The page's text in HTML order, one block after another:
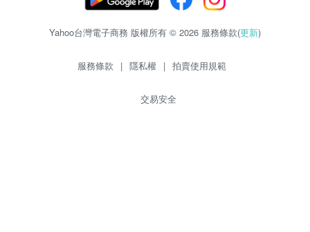
Yahoo台灣電子商務 版權所有 © 2026 服務條款(更新)
服務條款 | 隱私權 | 拍賣使用規範
交易安全